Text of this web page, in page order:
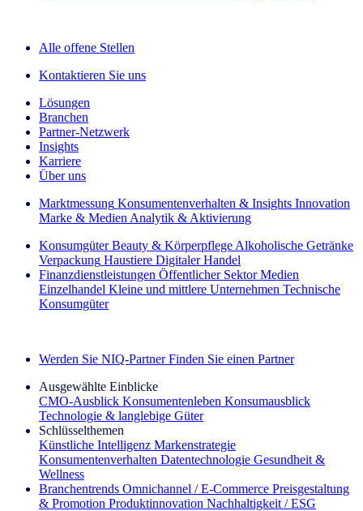
Alle offene Stellen
Kontaktieren Sie uns
Lösungen
Branchen
Partner-Netzwerk
Insights
Karriere
Über uns
Marktmessung Konsumentenverhalten & Insights Innovation
Marke & Medien Analytik & Aktivierung
Konsumgüter Beauty & Körperpflege Alkoholische Getränke
Verpackung Haustiere Digitaler Handel
Finanzdienstleistungen Öffentlicher Sektor Medien
Einzelhandel Kleine und mittlere Unternehmen Technische
Konsumgüter
Werden Sie NIQ-Partner Finden Sie einen Partner
Ausgewählte Einblicke
CMO‑Ausblick Konsumentenleben Konsumausblick
Technologie & langlebige Güter
Schlüsselthemen
Künstliche Intelligenz Markenstrategie
Konsumentenverhalten Datentechnologie Gesundheit &
Wellness
Branchentrends Omnichannel / E‑Commerce Preisgestaltung
& Promotion Produktinnovation Nachhaltigkeit / ESG